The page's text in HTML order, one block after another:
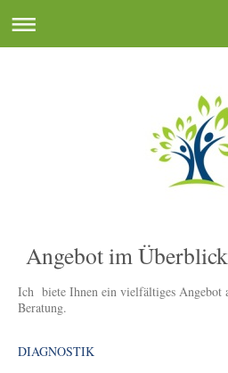
Angebot im
Ich biete Ihnen ein vielfältiges Angebot
Beratung.
DIAGNOSTIK